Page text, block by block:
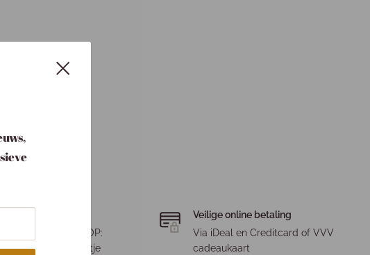
3 werkdagen. LET OP:
kan je pakketje
Veilige online betaling
Via iDeal en Creditcard of VVV
cadeaukaart